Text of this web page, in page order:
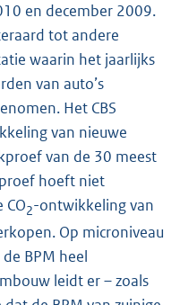
en december 2009.
tot andere
waarin het jaarlijks
van auto’s
Het CBS
van nieuwe
van de 30 meest
hoeft niet
2-ontwikkeling van
Op microniveau
BPM heel
leidt er – zoals